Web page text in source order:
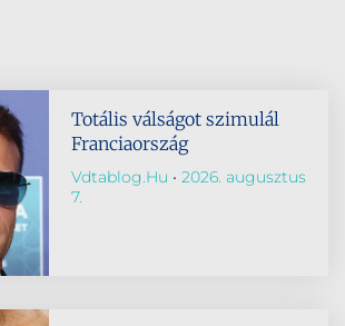
Totális válságot szimulál
Franciaország
Vdtablog.hu
2026. augusztus
7.